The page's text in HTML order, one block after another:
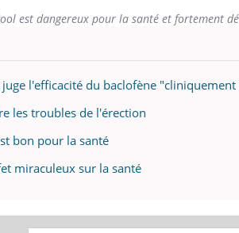
est dangereux pour la santé et fortement
l'efficacité du baclofène
les troubles de l'érection
bon pour la santé
miraculeux sur la santé